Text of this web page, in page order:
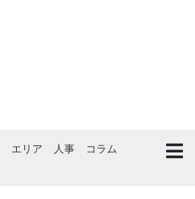
エリア 人事
コラム